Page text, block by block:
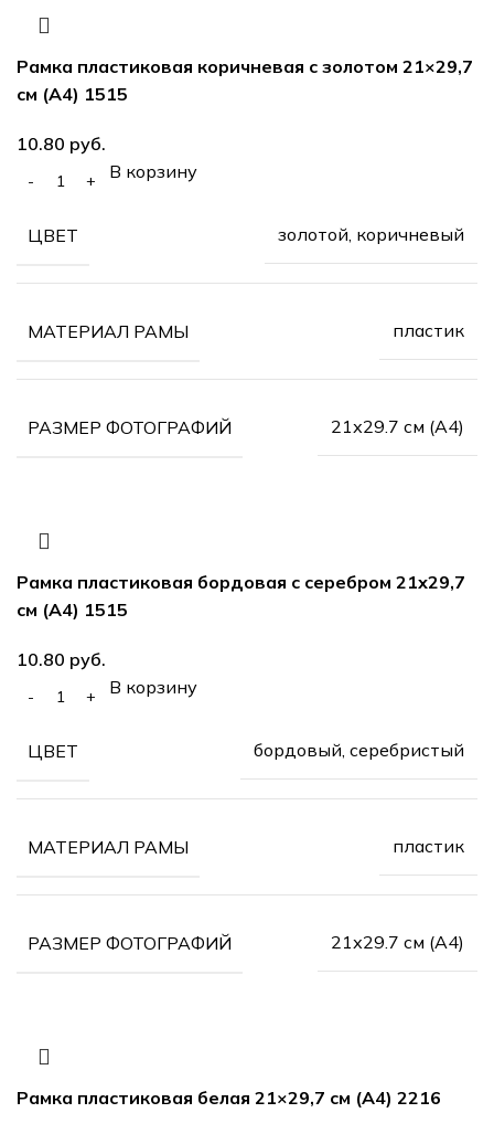
Рамка пластиковая коричневая с золотом 21×29,7
см (А4) 1515
10.80 руб.
В корзину
ЦВЕТ золотой, коричневый
МАТЕРИАЛ РАМЫ пластик
РАЗМЕР ФОТОГРАФИЙ 21х29.7 см (А4)
Рамка пластиковая бордовая с серебром 21х29,7
см (А4) 1515
10.80 руб.
В корзину
ЦВЕТ бордовый, серебристый
МАТЕРИАЛ РАМЫ пластик
РАЗМЕР ФОТОГРАФИЙ 21х29.7 см (А4)
Рамка пластиковая белая 21×29,7 см (А4) 2216